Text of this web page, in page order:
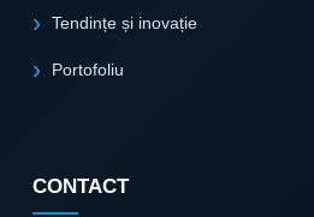
Tendințe și inovație
Portofoliu
CONTACT